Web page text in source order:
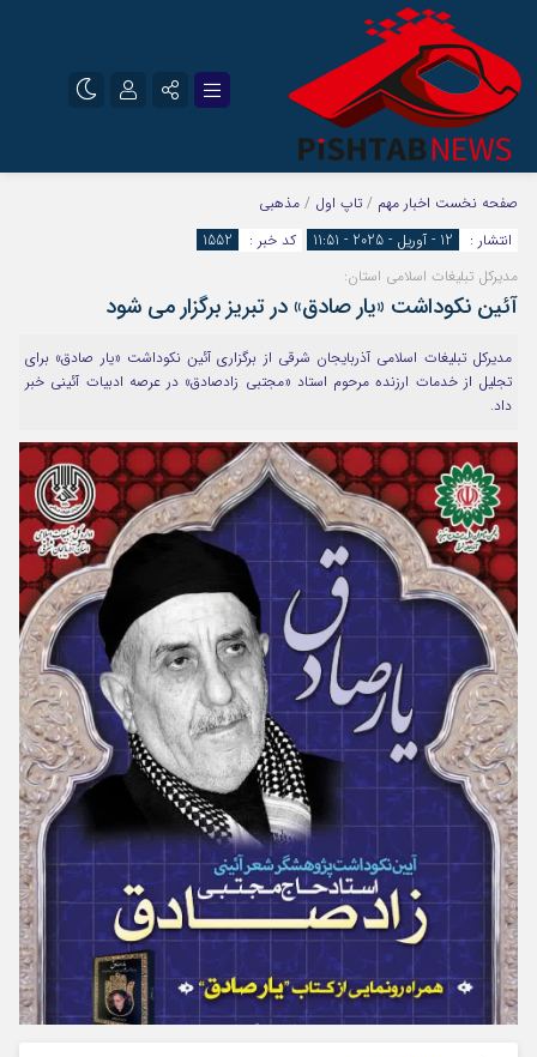
اینستاگرام
سروش
ایتا
آپارات
نام کاربری یا نشانی ایمیل
رمز عبور
مرا به خاطر بسپار
صفحه نخست اخبار مهم / تاپ اول / مذهبی
انتشار :
12 - آوریل - 2025 - 11:51 کد خبر :
1552
مدیرکل تبلیغات اسلامی استان:
آئین نکوداشت «یار صادق» در تبریز برگزار می شود
مدیرکل تبلیغات اسلامی آذربایجان شرقی از برگزاری آئین نکوداشت «یار صادق» برای
تجلیل از خدمات ارزنده مرحوم استاد «مجتبی زادصادق» در عرصه ادبیات آئینی خبر
داد.